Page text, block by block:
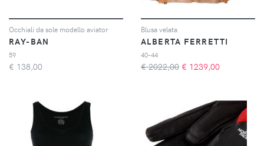
Occhiali da sole modello aviator
RAY-BAN
59
€ 138,00
Blusa velata
ALBERTA FERRETTI
40-44
€ 2022,00 € 1239,00